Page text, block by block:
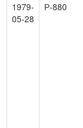
1979-
05-28
Р-880